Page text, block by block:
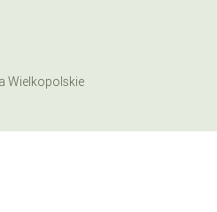
Wielkopolskie